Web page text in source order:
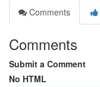
Comments
Comments
Submit a Comment
No HTML